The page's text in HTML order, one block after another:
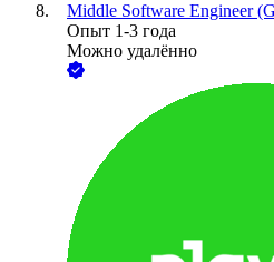
Middle Software Engineer
Опыт 1-3 года
Можно удалённо